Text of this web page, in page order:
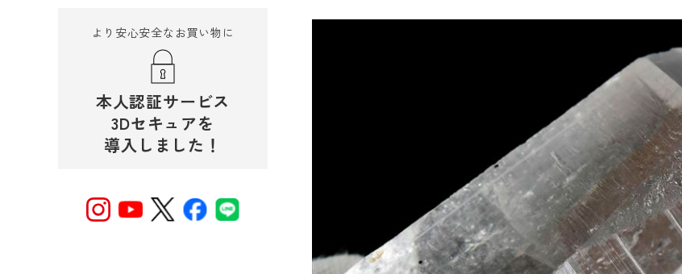
より安心安全なお買い物に
本人認証サービス
3Dセキュアを
導入しました！